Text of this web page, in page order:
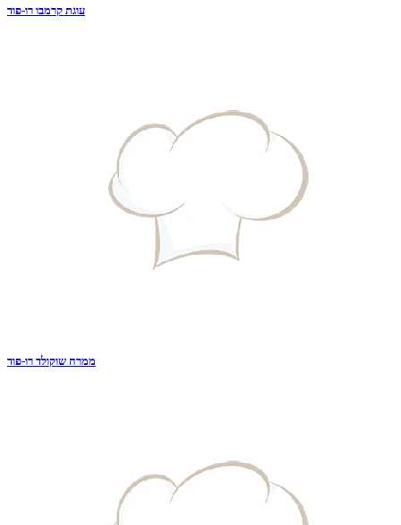
עוגת קרמבו רו-פוד
ממרח שוקולד רו-פוד